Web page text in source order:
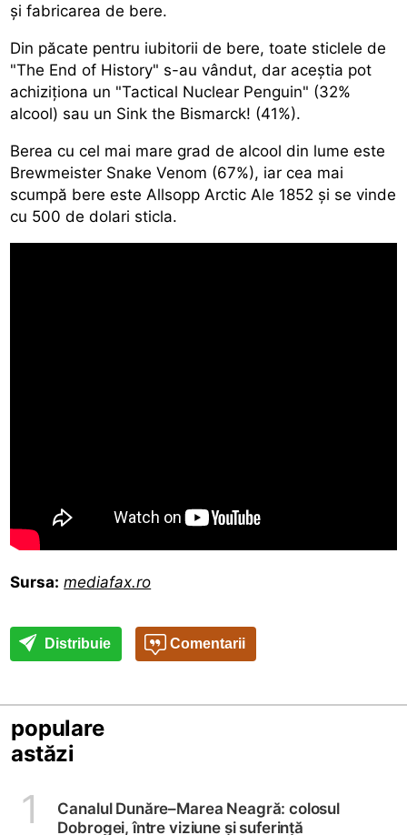
şi fabricarea de bere.
Din păcate pentru iubitorii de bere, toate sticlele de
"The End of History" s-au vândut, dar aceştia pot
achiziţiona un "Tactical Nuclear Penguin" (32%
alcool) sau un Sink the Bismarck! (41%).
Berea cu cel mai mare grad de alcool din lume este
Brewmeister Snake Venom (67%), iar cea mai
scumpă bere este Allsopp Arctic Ale 1852 şi se vinde
cu 500 de dolari sticla.
Sursa: mediafax.ro
Distribuie Comentarii
populare
astăzi
1
Canalul Dunăre–Marea Neagră: colosul
Dobrogei, între viziune și suferință